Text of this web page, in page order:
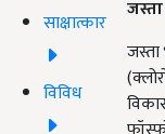
साक्षात्कार
विविध